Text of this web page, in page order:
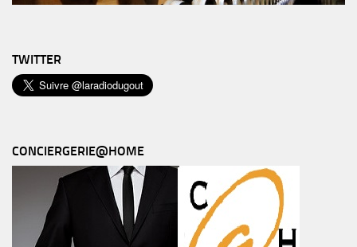
TWITTER
CONCIERGERIE@HOME